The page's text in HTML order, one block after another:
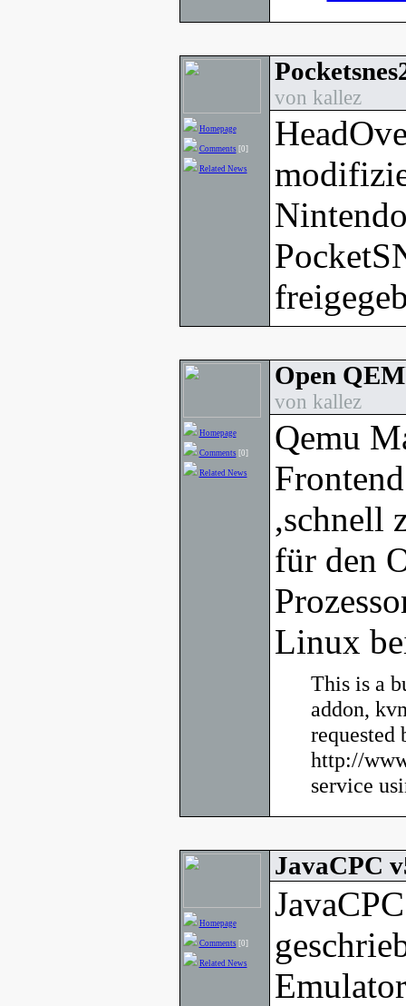
Homepage
Comments [0]
Related News
von kallez
Homepage
Comments [0]
Related News
Open
von kallez
Qemu
,schnell
für den
Linux
This is a
addon,
requested
http://
service
Homepage
Comments [0]
Related News
JavaCPC